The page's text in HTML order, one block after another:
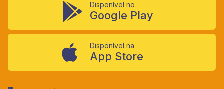
Disponível no
Google Play
Disponível na
App Store